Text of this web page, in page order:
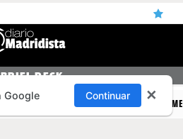
DECK
BALONCESTO CANTERA
Google Continuar ✕